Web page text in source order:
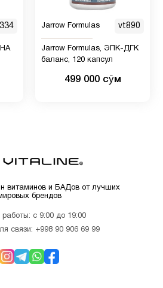
Jarrow Formulas vt890
Jarrow Formulas, ЭПК-ДГК
баланс, 120 капсул
499 000 сӯм
витаминов и БАДов от лучших
брендов
работы: с 9:00 до 19:00
связи: +998 90 906 69 99